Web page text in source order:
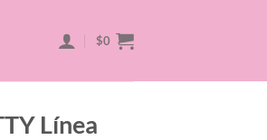
$0
Línea